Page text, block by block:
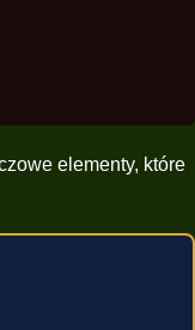
elementy, które